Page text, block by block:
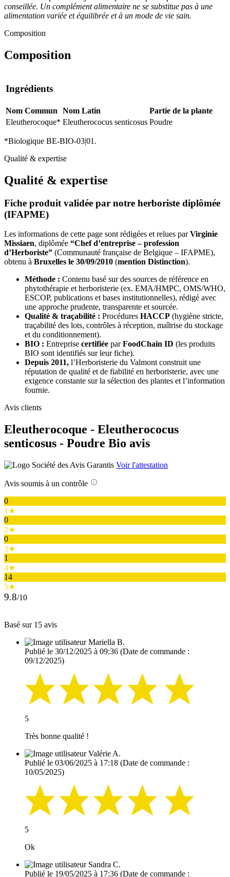
conseillée. Un complément alimentaire ne se substitue pas à une
alimentation variée et équilibrée et à un mode de vie sain.
Composition
Composition
Ingrédients
Nom Commun Nom Latin
Partie de la plante
Eleutherocoque* Eleutherococus senticosus Poudre
*Biologique BE-BIO-03|01.
Qualité & expertise
Qualité & expertise
Fiche produit validée par notre herboriste diplômée
(IFAPME)
Les informations de cette page sont rédigées et relues parVirginie
Missiaen, diplômée “Chef d’entreprise – profession
d’Herboriste” (Communauté française de Belgique – IFAPME),
obtenu à Bruxelles le 30/09/2010 (mention Distinction).
Méthode : Contenu basé sur des sources de référence en
phytothérapie et herboristerie (ex. EMA/HMPC, OMS/WHO,
ESCOP, publications et bases institutionnelles), rédigé avec
une approche prudente, transparente et sourcée.
Qualité & traçabilité : Procédures HACCP (hygiène stricte,
traçabilité des lots, contrôles à réception, maîtrise du stockage
et du conditionnement).
BIO : Entreprise certifiée parFoodChain ID (les produits
BIO sont identifiés sur leur fiche).
Depuis 2011, l’Herboristerie du Valmont construit une
réputation de qualité et de fiabilité en herboristerie, avec une
exigence constante sur la sélection des plantes et l’information
fournie.
Avis clients
Eleutherocoque - Eleutherococus
senticosus - Poudre Bio avis
Voir l'attestation
Avis soumis à un contrôle
0
1★
0
2★
0
3★
1
4★
14
5★
9.8/10
Basé sur 15 avis
Mariella B.
Publié le 30/12/2025 à 09:36 (Date de commande :
09/12/2025)
5
Très bonne qualité !
Valérie A.
Publié le 03/06/2025 à 17:18 (Date de commande :
10/05/2025)
5
Ok
Sandra C.
Publié le 19/05/2025 à 17:36 (Date de commande :